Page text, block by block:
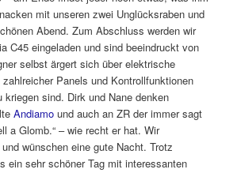
mit unseren zwei Unglücksraben und
Abend. Zum Abschluss werden wir
C45 eingeladen und sind beeindruckt von
selbst ärgert sich über elektrische
Panels und Kontrollfunktionen
kriegen sind. Dirk und Nane denken
Andiamo und auch an ZR der immer sagt
a Glomb.“ – wie recht er hat. Wir
wünschen eine gute Nacht. Trotz
ein sehr schöner Tag mit interessanten